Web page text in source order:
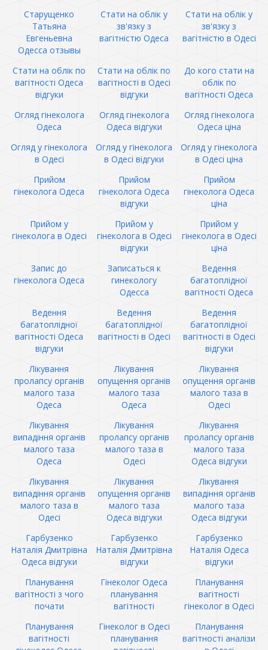
Старущенко
Татьяна
Евгеньевна
Одесса отзывы
Стати на облік у
зв'язку з
вагітністю Одеса
Стати на облік у
зв'язку з
вагітністю в Одесі
Стати на облік по
вагітності Одеса
відгуки
Стати на облік по
вагітності в Одесі
відгуки
До кого стати на
облік по
вагітності Одеса
Огляд гінеколога
Одеса
Огляд гінеколога
Одеса відгуки
Огляд гінеколога
Одеса ціна
Огляд у гінеколога
в Одесі
Огляд у гінеколога
в Одесі відгуки
Огляд у гінеколога
в Одесі ціна
Прийом
гінеколога Одеса
Прийом
гінеколога Одеса
відгуки
Прийом
гінеколога Одеса
ціна
Прийом у
гінеколога в Одесі
Прийом у
гінеколога в Одесі
відгуки
Прийом у
гінеколога в Одесі
ціна
Запис до
гінеколога Одеса
Записаться к
гинекологу
Одесса
Ведення
багатоплідної
вагітності Одеса
Ведення
багатоплідної
вагітності Одеса
відгуки
Ведення
багатоплідної
вагітності в Одесі
Ведення
багатоплідної
вагітності в Одесі
відгуки
Лікування
пролапсу органів
малого таза
Одеса
Лікування
опущення органів
малого таза
Одеса
Лікування
опущення органів
малого таза в
Одесі
Лікування
випадіння органів
малого таза
Одеса
Лікування
пролапсу органів
малого таза в
Одесі
Лікування
пролапсу органів
малого таза
Одеса відгуки
Лікування
випадіння органів
малого таза в
Одесі
Лікування
опущення органів
малого таза
Одеса відгуки
Лікування
випадіння органів
малого таза
Одеса відгуки
Гарбузенко
Наталія Дмитрівна
Одеса відгуки
Гарбузенко
Наталія Дмитрівна
відгуки
Гарбузенко
Наталія Одеса
відгуки
Планування
вагітності з чого
почати
Гінеколог Одеса
планування
вагітності
Планування
вагітності
гінеколог в Одесі
Планування
вагітності
Гінеколог в Одесі
планування
Планування
вагітності аналізи